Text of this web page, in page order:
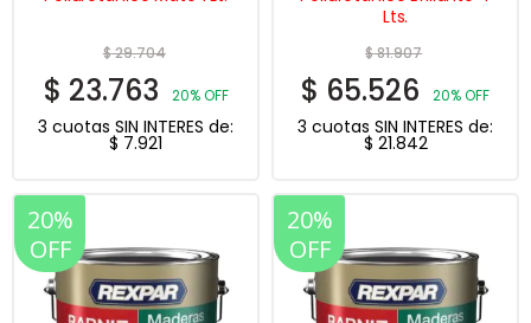
$29.704
$ 23.763 20% OFF
3 cuotas SIN INTERES de:
$ 7.921
Lts.
$81.907
$ 65.526 20% OFF
3 cuotas SIN INTERES de:
$ 21.842
20%
OFF
20%
OFF